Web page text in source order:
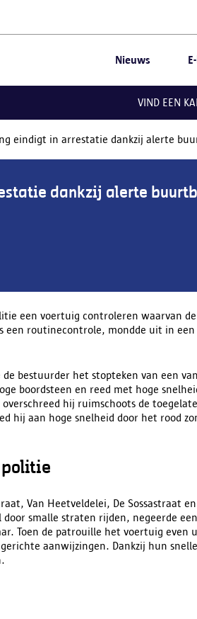
Nieuws
VIND EEN
eindigt in arrestatie dankzij alerte
dankzij alerte
een voertuig controleren waarvan
een routinecontrole, mondde uit in
bestuurder het stopteken van een
boordsteen en reed met hoge
hij ruimschoots de
hij aan hoge snelheid door het rood
politie
Van Heetveldelei, De Sossastraat
smalle straten rijden, negeerde
Toen de patrouille het voertuig even
aanwijzingen. Dankzij hun